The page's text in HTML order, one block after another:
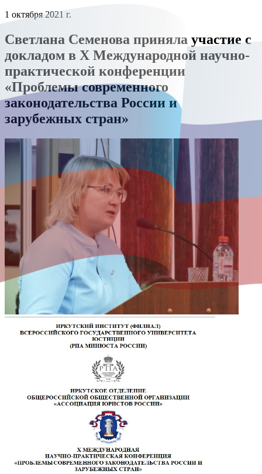
1 октября 2021 г.
Светлана Семенова приняла участие с
докладом в Х Международной научно-
практической конференции
«Проблемы современного
законодательства России и
зарубежных стран»